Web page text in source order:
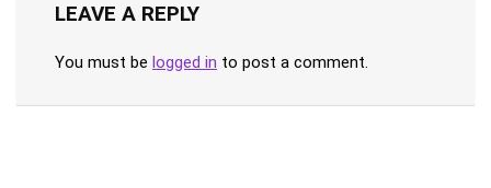
LEAVE A REPLY
You must be logged in to post a comment.